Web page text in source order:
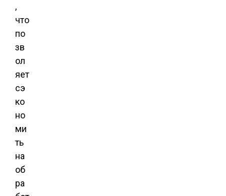
,
что
по
зв
ол
яет
сэ
ко
но
ми
ть
на
об
ра